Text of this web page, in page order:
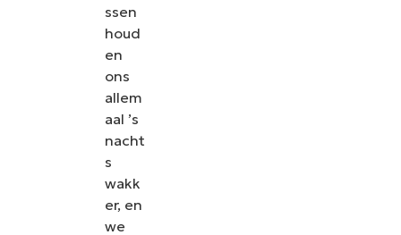
ssen
houd
en
ons
allem
aal ’s
nacht
s
wakk
er, en
we